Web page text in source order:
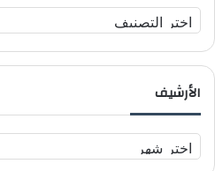
ق
س
م
و
الأرشيف
ل